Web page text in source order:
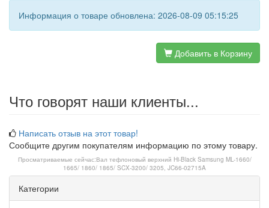
Информация о товаре обновлена: 2026-08-09 05:15:25
Добавить в Корзину
Что говорят наши клиенты...
Написать отзыв на этот товар!
Сообщите другим покупателям информацию по этому товару.
Просматриваемые сейчас:Вал тефлоновый верхний Hi-Black Samsung ML-1660/
1665/ 1860/ 1865/ SCX-3200/ 3205, JC66-02715A
Категории